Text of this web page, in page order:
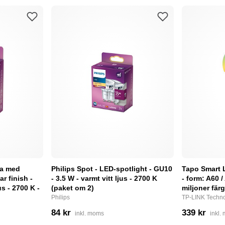
med
finish -
- 2700 K -
Philips Spot - LED-spotlight - GU10
- 3.5 W - varmt vitt ljus - 2700 K
(paket om 2)
Philips
84 kr inkl. moms
Tapo Smart
- form: A60 /
miljoner
TP-LINK
339 kr inkl.